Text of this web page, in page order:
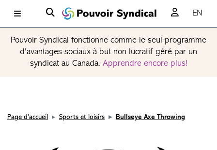
EN
Pouvoir Syndical fonctionne comme le seul programme
d'avantages sociaux à but non lucratif géré par un
syndicat au Canada. Apprendre encore plus!
Page d'accueil Sports et loisirs Bullseye Axe Throwing